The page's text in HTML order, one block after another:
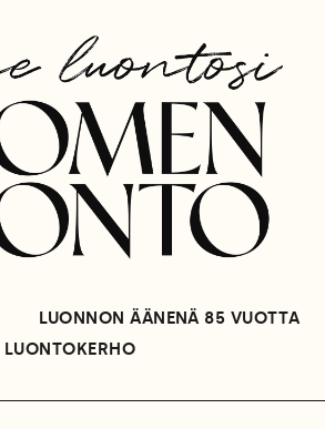
LUONNON ÄÄNENÄ 85 VUOTTA
LUONTOKERHO